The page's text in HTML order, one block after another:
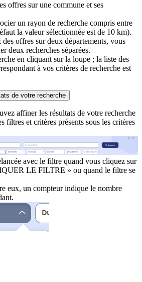
offres sur une commune et ses
un rayon de recherche compris entre
la valeur sélectionnée est de 10 km).
des offres sur deux départements, vous
deux recherches séparées.
en cliquant sur la loupe ; la liste des
à vos critères de recherche est
de votre recherche
affiner les résultats de votre recherche
filtres et critères présents sous les critères
avec le filtre quand vous cliquez sur
LE FILTRE » ou quand le filtre se
eux, un compteur indique le nombre